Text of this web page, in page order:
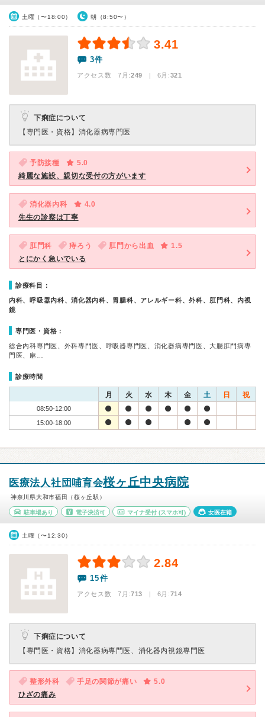
土曜（〜18:00） 朝（8:50〜）
3.41
3件
アクセス数 7月:249 | 6月:321
下痢症について
【専門医・資格】 消化器病専門医
予防接種
5.0
綺麗な施設、親切な受付の方がいます
消化器内科
4.0
先生の診察は丁寧
肛門科 痔ろう 肛門から出血
1.5
とにかく急いでいる
診療科目：
内科、呼吸器内科、消化器内科、胃腸科、アレルギー科、外科、肛門科、内視
鏡
専門医・資格：
総合内科専門医、外科専門医、呼吸器専門医、消化器病専門医、大腸肛門病専
門医、麻…
診療時間
月 火 水 木 金 土 日 祝
08:50-12:00
15:00-18:00
医療法人社団哺育会桜ヶ丘中央病院
神奈川県大和市福田（桜ヶ丘駅）
駐車場あり 電子決済可 マイナ受付 (スマホ可) 女医在籍
土曜（〜12:30）
2.84
15件
アクセス数 7月:713 | 6月:714
下痢症について
【専門医・資格】 消化器病専門医、消化器内視鏡専門医
整形外科 手足の関節が痛い
5.0
ひざの痛み